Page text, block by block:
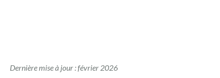
Dernière mise à jour : février 2026